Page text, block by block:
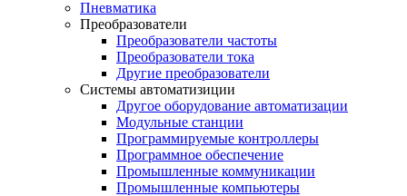
Пневматика
Преобразователи
Преобразователи частоты
Преобразователи тока
Другие преобразователи
Системы автоматизиции
Другое оборудование автоматизации
Модульные станции
Программируемые контроллеры
Программное обеспечение
Промышленные коммуникации
Промышленные компьютеры